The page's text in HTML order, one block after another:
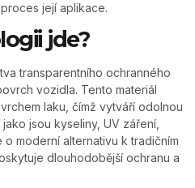
její aplikace.
jde?
transparentního ochranného
vozidla. Tento materiál
laku, čímž vytváří odolnou
jsou kyseliny, UV záření,
moderní alternativu k tradičním
dlouhodobější ochranu a